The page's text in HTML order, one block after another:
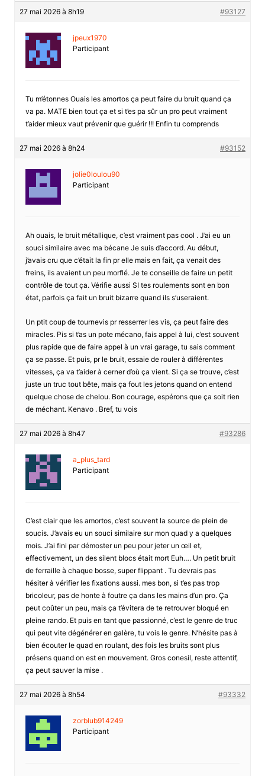
27 mai 2026 à 8h19 #93127
jpeux1970
Participant
Tu m’étonnes Ouais les amortos ça peut faire du bruit quand ça
va pa. MATE bien tout ça et si t’es pa sûr un pro peut vraiment
t’aider mieux vaut prévenir que guérir !!! Enfin tu comprends
27 mai 2026 à 8h24 #93152
jolie0loulou90
Participant
Ah ouais, le bruit métallique, c’est vraiment pas cool . J’ai eu un
souci similaire avec ma bécane Je suis d’accord. Au début,
j’avais cru que c’était la fin pr elle mais en fait, ça venait des
freins, ils avaient un peu morflé. Je te conseille de faire un petit
contrôle de tout ça. Vérifie aussi SI tes roulements sont en bon
état, parfois ça fait un bruit bizarre quand ils s’useraient.
Un ptit coup de tournevis pr resserrer les vis, ça peut faire des
miracles. Pis si t’as un pote mécano, fais appel à lui, c’est souvent
plus rapide que de faire appel à un vrai garage, tu sais comment
ça se passe. Et puis, pr le bruit, essaie de rouler à différentes
vitesses, ça va t’aider à cerner d’où ça vient. Si ça se trouve, c’est
juste un truc tout bête, mais ça fout les jetons quand on entend
quelque chose de chelou. Bon courage, espérons que ça soit rien
de méchant. Kenavo . Bref, tu vois
27 mai 2026 à 8h47 #93286
a_plus_tard
Participant
C’est clair que les amortos, c’est souvent la source de plein de
soucis. J’avais eu un souci similaire sur mon quad y a quelques
mois. J’ai fini par démoster un peu pour jeter un œil et,
effectivement, un des silent blocs était mort Euh…. Un petit bruit
de ferraille à chaque bosse, super flippant . Tu devrais pas
hésiter à vérifier les fixations aussi. mes bon, si t’es pas trop
bricoleur, pas de honte à foutre ça dans les mains d’un pro. Ça
peut coûter un peu, mais ça t’évitera de te retrouver bloqué en
pleine rando. Et puis en tant que passionné, c’est le genre de truc
qui peut vite dégénérer en galère, tu vois le genre. N’hésite pas à
bien écouter le quad en roulant, des fois les bruits sont plus
présens quand on est en mouvement. Gros conesil, reste attentif,
ça peut sauver la mise .
27 mai 2026 à 8h54 #93332
zorblub914249
Participant